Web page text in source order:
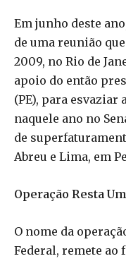
Em junho deste
de uma reunião
2009, no Rio de
apoio do então
(PE), para esvaziar
naquele ano no
de
Abreu e Lima, em
Operação Resta Um
O nome da
Federal, remete ao